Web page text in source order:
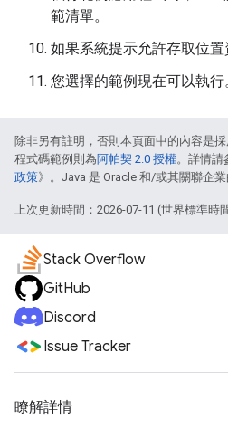
範清單。
如果系統提示允許存取位置
您選擇的範例現在可以執行
除非另有註明，否則本頁面中的內容是採
程式碼範例則為阿帕契 2.0 授權。詳情請
政策》。Java 是 Oracle 和/或其關聯企業
上次更新時間：2026-07-11 (世界標準時
Stack Overflow
GitHub
Discord
Issue Tracker
瞭解詳情